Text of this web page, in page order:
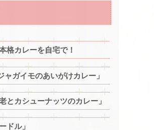
格カレーを自宅で！
ガイモのあいがけカレー」
とカシューナッツのカレー」
ドル」